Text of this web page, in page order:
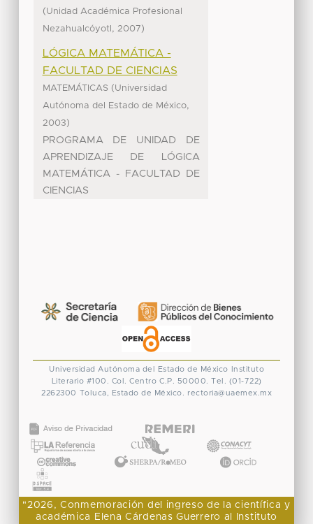
(Unidad Académica Profesional
Nezahualcóyotl , 2007)
LÓGICA MATEMÁTICA -
FACULTAD DE CIENCIAS
MATEMÁTICAS (Universidad
Autónoma del Estado de México,
2003)
PROGRAMA DE UNIDAD DE
APRENDIZAJE DE LÓGICA
MATEMÁTICA - FACULTAD DE
CIENCIAS
Universidad Autónoma del Estado de México
Instituto
Literario #100. Col. Centro C.P. 50000. Tel. (01-722)
2262300 Toluca, Estado de México. rectoria@uaemex.mx
"2026, Conmemoración del ingreso de la científica y
académica Elena Cárdenas Guerrero al Instituto